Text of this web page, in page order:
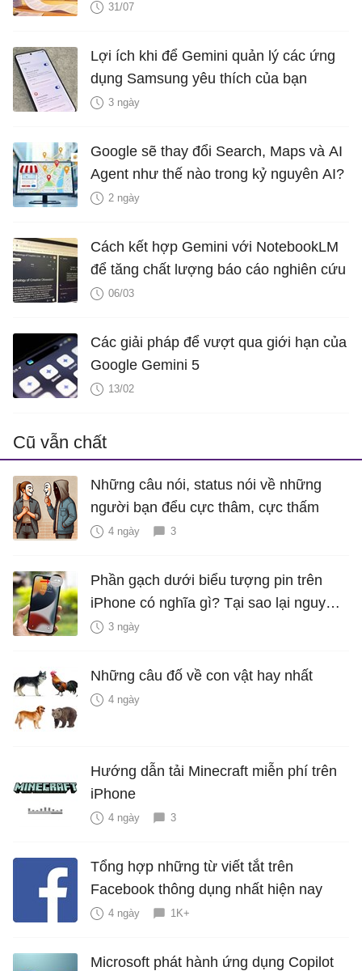
31/07
Lợi ích khi để Gemini quản lý các ứng
dụng Samsung yêu thích của bạn
3 ngày
Google sẽ thay đổi Search, Maps và AI
Agent như thế nào trong kỷ nguyên AI?
2 ngày
Cách kết hợp Gemini với NotebookLM
để tăng chất lượng báo cáo nghiên cứu
06/03
Các giải pháp để vượt qua giới hạn của
Google Gemini 5
13/02
Cũ vẫn chất
Những câu nói, status nói về những
người bạn đểu cực thâm, cực thấm
4 ngày 3
Phần gạch dưới biểu tượng pin trên
iPhone có nghĩa gì? Tại sao lại nguy
hiểm?
3 ngày
Những câu đố về con vật hay nhất
4 ngày
Hướng dẫn tải Minecraft miễn phí trên
iPhone
4 ngày 3
Tổng hợp những từ viết tắt trên
Facebook thông dụng nhất hiện nay
4 ngày 1K+
Microsoft phát hành ứng dụng Copilot